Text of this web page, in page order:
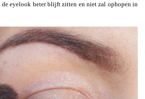
de eyelook beter blijft zitten en niet zal ophopen in